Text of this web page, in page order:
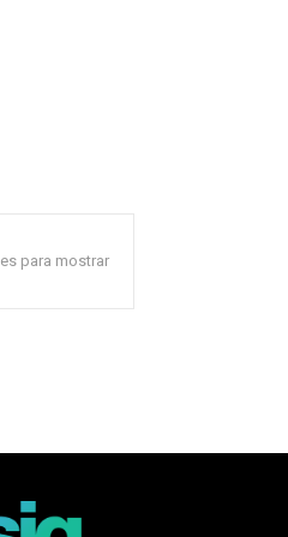
para mostrar